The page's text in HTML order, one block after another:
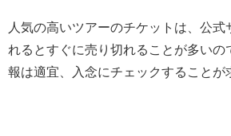
人気の高いツアーのチケットは、公式
れるとすぐに売り切れることが多いの
報は適宜、入念にチェックすることが